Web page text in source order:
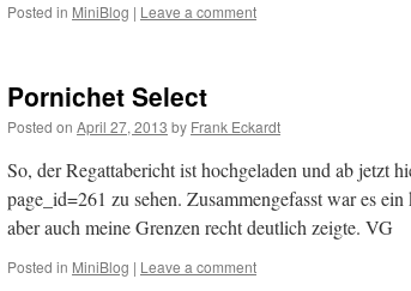
Posted in MiniBlog | Leave a comment
Pornichet Select
Posted on April 27, 2013 by Frank Eckardt
So, der Regattabericht ist hochgeladen und ab jetzt
page_id=261 zu sehen. Zusammengefasst war es
aber auch meine Grenzen recht deutlich zeigte. VG
Posted in MiniBlog | Leave a comment